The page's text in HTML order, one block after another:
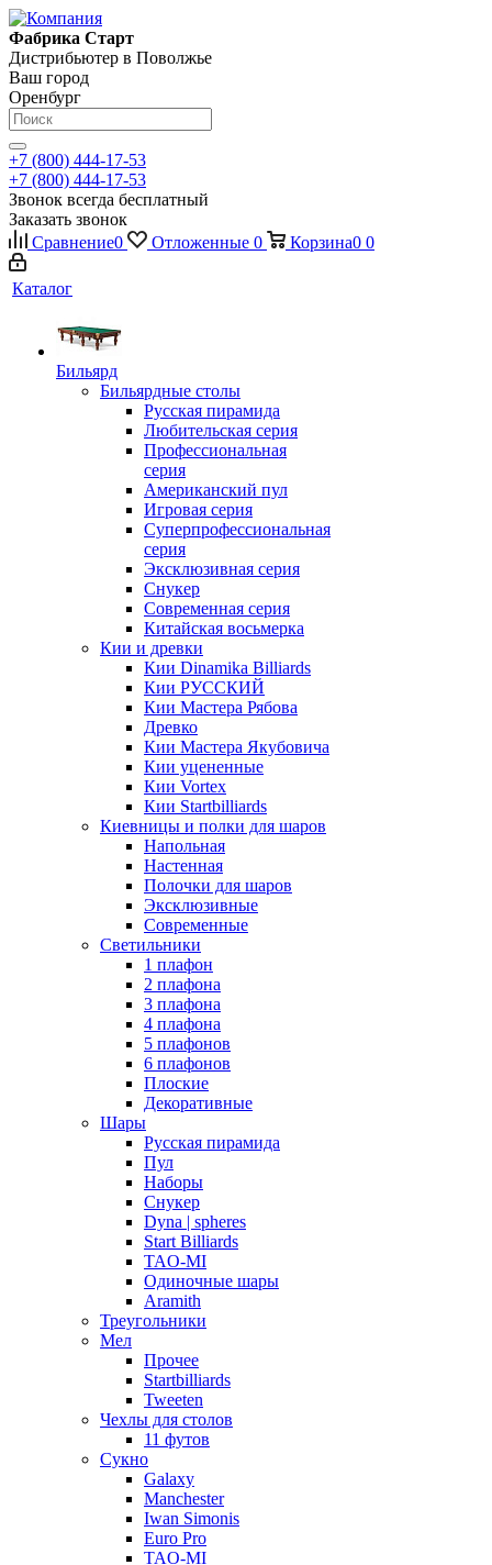
Фабрика Старт
Дистрибьютер в Поволжье
Ваш город
Оренбург
+7 (800) 444-17-53
+7 (800) 444-17-53
Звонок всегда бесплатный
Заказать звонок
Сравнение0 Отложенные 0 Корзина0 0
Каталог
Бильярд
Бильярдные столы
Русская пирамида
Любительская серия
Профессиональная
серия
Американский пул
Игровая серия
Суперпрофессиональная
серия
Эксклюзивная серия
Снукер
Современная серия
Китайская восьмерка
Кии и древки
Кии Dinamika Billiards
Кии РУССКИЙ
Кии Мастера Рябова
Древко
Кии Мастера Якубовича
Кии уцененные
Кии Vortex
Кии Startbilliards
Киевницы и полки для шаров
Напольная
Настенная
Полочки для шаров
Эксклюзивные
Современные
Светильники
1 плафон
2 плафона
3 плафона
4 плафона
5 плафонов
6 плафонов
Плоские
Декоративные
Шары
Русская пирамида
Пул
Наборы
Снукер
Dyna | spheres
Start Billiards
TAO-MI
Одиночные шары
Aramith
Треугольники
Мел
Прочее
Startbilliards
Tweeten
Чехлы для столов
11 футов
Сукно
Galaxy
Manchester
Iwan Simonis
Euro Pro
TAO-MI